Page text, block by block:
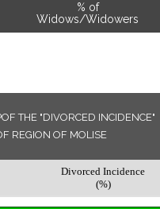
% of
Widows/Widowers
THE "DIVORCED INCIDENCE"
REGION OF MOLISE
Divorced Incidence
(%)